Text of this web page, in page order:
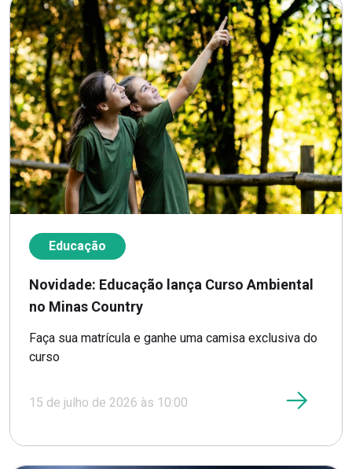
Educação
Novidade: Educação lança Curso Ambiental
no Minas Country
Faça sua matrícula e ganhe uma camisa exclusiva do
curso
15 de julho de 2026 às 10:00